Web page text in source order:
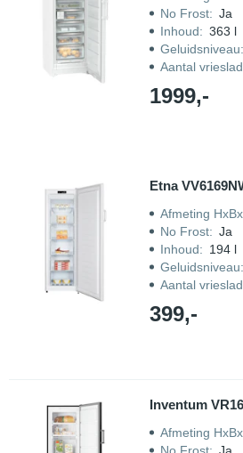
No Frost: Ja
Inhoud: 363 l
Geluidsniveau:
Aantal
1999,-
Etna
Afmeting
No Frost: Ja
Inhoud: 194 l
Geluidsniveau:
Aantal
399,-
Inventum
Afmeting